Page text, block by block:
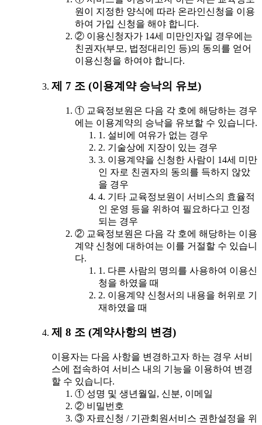
원이 지정한 양식에 따라 온라인신청을 이용
하여 가입 신청을 해야 합니다.
② 이용신청자가 14세 미만인자일 경우에는
친권자(부모, 법정대리인 등)의 동의를 얻어
이용신청을 하여야 합니다.
제 7 조 (이용계약 승낙의 유보)
① 교육정보원은 다음 각 호에 해당하는 경우
에는 이용계약의 승낙을 유보할 수 있습니다.
1. 설비에 여유가 없는 경우
2. 기술상에 지장이 있는 경우
3. 이용계약을 신청한 사람이 14세 미만
인 자로 친권자의 동의를 득하지 않았
을 경우
4. 기타 교육정보원이 서비스의 효율적
인 운영 등을 위하여 필요하다고 인정
되는 경우
② 교육정보원은 다음 각 호에 해당하는 이용
계약 신청에 대하여는 이를 거절할 수 있습니
다.
1. 다른 사람의 명의를 사용하여 이용신
청을 하였을 때
2. 이용계약 신청서의 내용을 허위로 기
재하였을 때
제 8 조 (계약사항의 변경)
이용자는 다음 사항을 변경하고자 하는 경우 서비
스에 접속하여 서비스 내의 기능을 이용하여 변경
할 수 있습니다.
① 성명 및 생년월일, 신분, 이메일
② 비밀번호
③ 자료신청 / 기관회원서비스 권한설정을 위